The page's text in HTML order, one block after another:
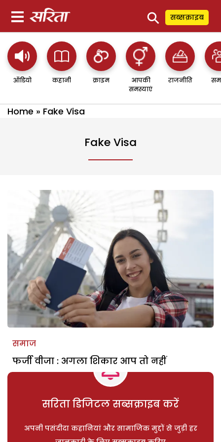
⚲ सब्सक्राइब
ऑडियो कहानी क्राइम
आपकी
समस्याएं
राजनीति
Home » Fake Visa
Fake Visa
समाज
फर्जी वीजा : अगला शिकार आप तो नहीं
सरिता डिजिटल सब्सक्राइब करें
अपनी पसंदीदा कहानियां और सामाजिक मुद्दों से जुड़ी हर